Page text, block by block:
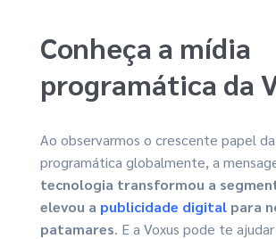
Conheça a mídia
programática da
Ao observarmos o crescente papel
programática globalmente, a
tecnologia transformou a
elevou a publicidade digitalpara
patamares. E a Voxus pode te